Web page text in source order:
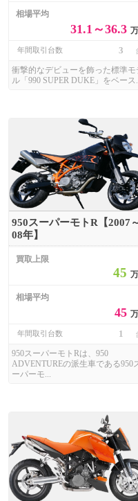
相場平均
31.1～36.3
年間取引台数 3
衝撃的なデビューを飾った標準モ
ル「990 SUPER DUKE」をベース
950スーパーモトR【2007
08年】
買取上限
45
相場平均
45
年間取引台数 1
950スーパーモトRは、950
ADVENTUREの派生車である950
ーパーモ...